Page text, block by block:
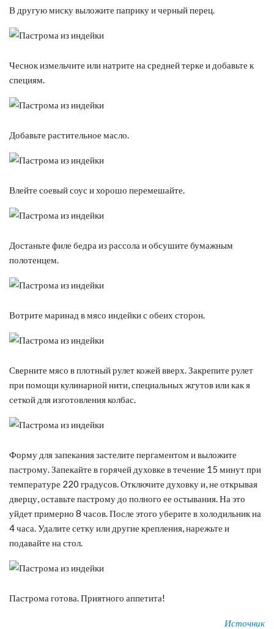
В другую миску выложите паприку и черный перец.
Чеснок измельчите или натрите на средней терке и добавьте к
специям.
Добавьте растительное масло.
Влейте соевый соус и хорошо перемешайте.
Достаньте филе бедра из рассола и обсушите бумажным
полотенцем.
Вотрите маринад в мясо индейки с обеих сторон.
Сверните мясо в плотный рулет кожей вверх. Закрепите рулет
при помощи кулинарной нити, специальных жгутов или как я
сеткой для изготовления колбас.
Форму для запекания застелите пергаментом и выложите
пастрому. Запекайте в горячей духовке в течение 15 минут при
температуре 220 градусов. Отключите духовку и, не открывая
дверцу, оставьте пастрому до полного ее остывания. На это
уйдет примерно 8 часов. После этого уберите в холодильник на
4 часа. Удалите сетку или другие крепления, нарежьте и
подавайте на стол.
Пастрома готова. Приятного аппетита!
Источник